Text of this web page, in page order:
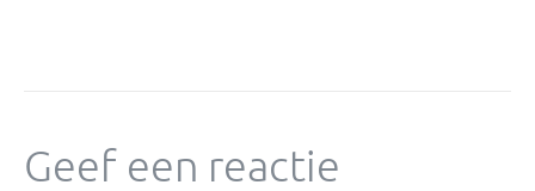
Geef een reactie